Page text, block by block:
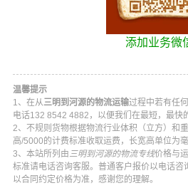
添加业务微
温馨提示
1、在从三明到河源的物流运输过程中若有任
电话132 8542 4882 ，以便我们在最短，最快
2、不规则货物根据物流行业体积（立方）和
高/5000的计费标准收取运费，长宽高单位为毫
3、本站所列由三明到河源的物流专线价格与
标准请电话咨询客服。普通客户报价以电话咨
以合同约定价格为准，感谢您的理解。